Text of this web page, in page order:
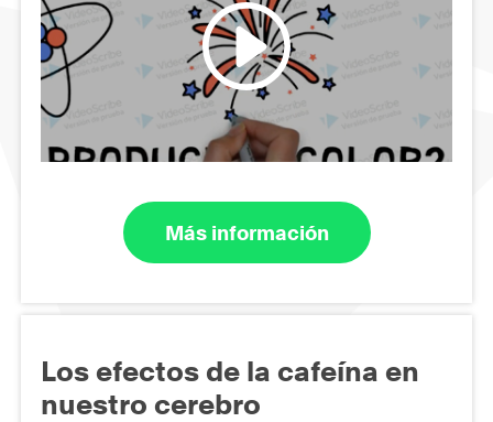
Más información
Los efectos de la cafeína en
nuestro cerebro